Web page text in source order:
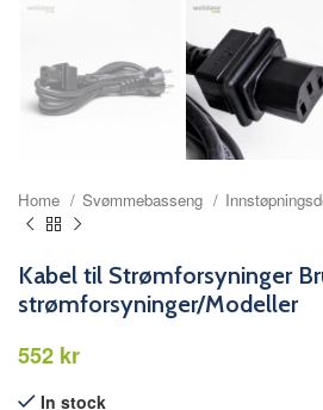
Home Svømmebasseng
Kabel til Strømforsyninger
strømforsyninger/Modeller
kr
In stock